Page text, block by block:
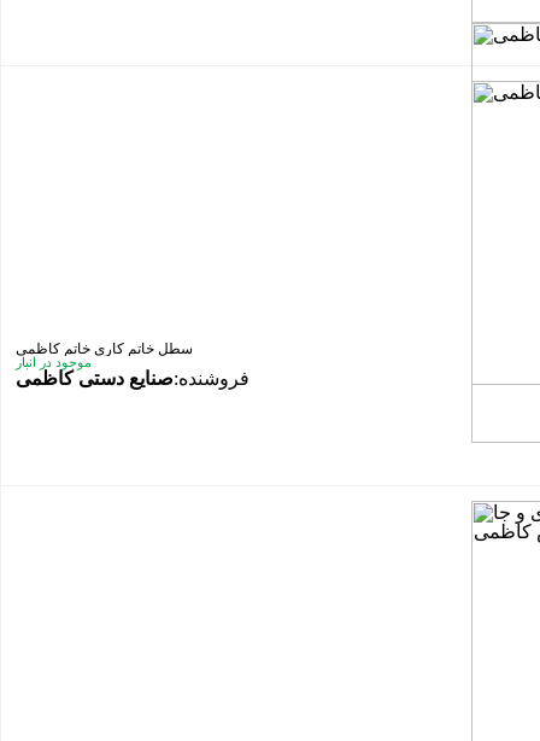
سطل خاتم کاری خاتم کاظمی
موجود در انبار
فروشنده:صنایع دستی کاظمی